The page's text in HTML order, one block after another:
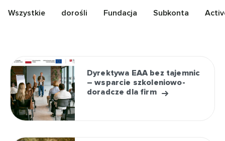
Wszystkie dorośli Fundacja Subkonta
Dyrektywa EAA bez tajemnic
– wsparcie szkoleniowo-
doradcze dla firm